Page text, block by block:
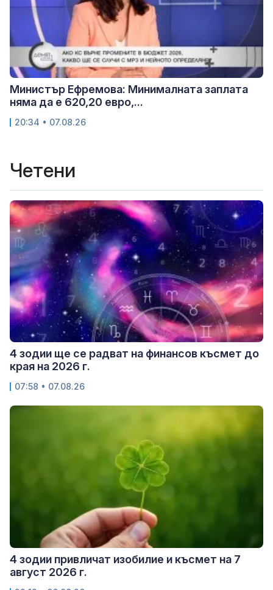
Министър Ефремова: Минималната заплата
няма да е 620,20 евро,...
20:34 • 07.08.26
Четени
4 зодии ще се радват на финансов късмет до
края на 2026 г.
07:58 • 07.08.26
4 зодии привличат изобилие и късмет на 7
август 2026 г.